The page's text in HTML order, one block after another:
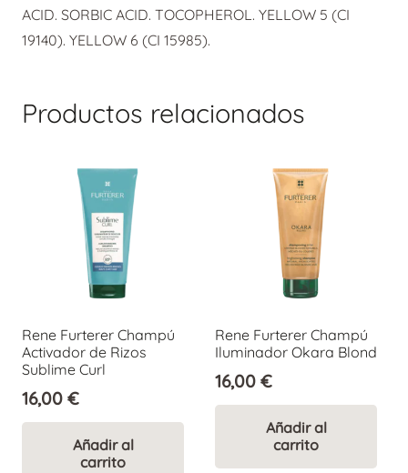
ACID. SORBIC ACID. TOCOPHEROL. YELLOW 5 (CI
19140). YELLOW 6 (CI 15985).
Productos relacionados
Rene Furterer Champú
Activador de Rizos
Sublime Curl
16,00 €
Añadir al
carrito
Rene Furterer Champú
Iluminador Okara Blond
16,00 €
Añadir al
carrito